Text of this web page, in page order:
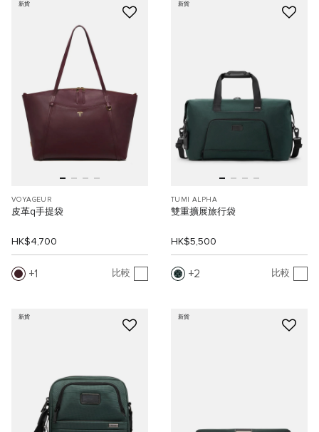
新貨
VOYAGEUR
皮革q手提袋
HK$4,700
1 比較
新貨
TUMI ALPHA
雙重擴展旅行袋
HK$5,500
2 比較
新貨 新貨